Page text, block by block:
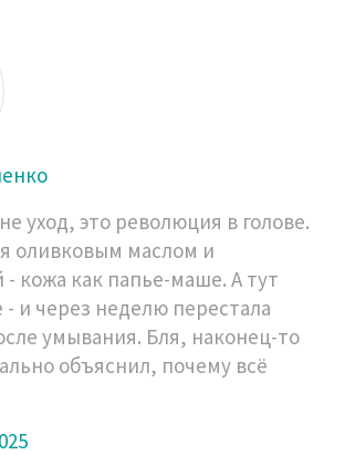
уход, это революция в голове.
оливковым маслом и
- кожа как папье-маше. А тут
- и через неделю перестала
умывания. Бля, наконец-то
объяснил, почему всё